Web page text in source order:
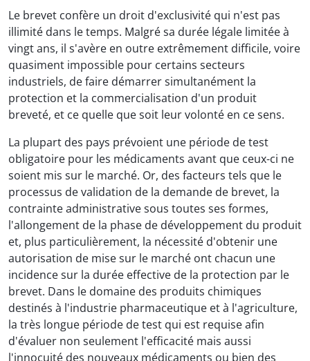
Le brevet confère un droit d'exclusivité qui n'est pas
illimité dans le temps. Malgré sa durée légale limitée à
vingt ans, il s'avère en outre extrêmement difficile, voire
quasiment impossible pour certains secteurs
industriels, de faire démarrer simultanément la
protection et la commercialisation d'un produit
breveté, et ce quelle que soit leur volonté en ce sens.
La plupart des pays prévoient une période de test
obligatoire pour les médicaments avant que ceux-ci ne
soient mis sur le marché. Or, des facteurs tels que le
processus de validation de la demande de brevet, la
contrainte administrative sous toutes ses formes,
l'allongement de la phase de développement du produit
et, plus particulièrement, la nécessité d'obtenir une
autorisation de mise sur le marché ont chacun une
incidence sur la durée effective de la protection par le
brevet. Dans le domaine des produits chimiques
destinés à l'industrie pharmaceutique et à l'agriculture,
la très longue période de test qui est requise afin
d'évaluer non seulement l'efficacité mais aussi
l'innocuité des nouveaux médicaments ou bien des